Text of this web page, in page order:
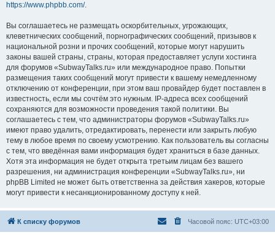
https://www.phpbb.com/.
Вы соглашаетесь не размещать оскорбительных, угрожающих,
клеветнических сообщений, порнографических сообщений, призывов к
национальной розни и прочих сообщений, которые могут нарушить
законы вашей страны, страны, которая предоставляет услуги хостинга
для форумов «SubwayTalks.ru» или международное право. Попытки
размещения таких сообщений могут привести к вашему немедленному
отключению от конференции, при этом ваш провайдер будет поставлен в
известность, если мы сочтём это нужным. IP-адреса всех сообщений
сохраняются для возможности проведения такой политики. Вы
соглашаетесь с тем, что администраторы форумов «SubwayTalks.ru»
имеют право удалить, отредактировать, перенести или закрыть любую
тему в любое время по своему усмотрению. Как пользователь вы согласны
с тем, что введённая вами информация будет храниться в базе данных.
Хотя эта информация не будет открыта третьим лицам без вашего
разрешения, ни администрация конференции «SubwayTalks.ru», ни
phpBB Limited не может быть ответственна за действия хакеров, которые
могут привести к несанкционированному доступу к ней.
К списку форумов Часовой пояс: UTC+03:00